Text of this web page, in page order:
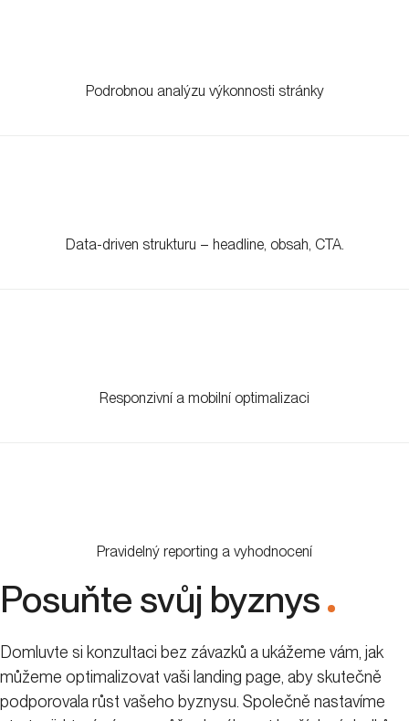
Podrobnou analýzu výkonnosti stránky
Data-driven strukturu – headline, obsah, CTA.
Responzivní a mobilní optimalizaci
Pravidelný reporting a vyhodnocení
Posuňte svůj byznys
.
Domluvte si konzultaci bez závazků a ukážeme vám, jak
můžeme optimalizovat vaši landing page, aby skutečně
podporovala růst vašeho byznysu. Společně nastavíme